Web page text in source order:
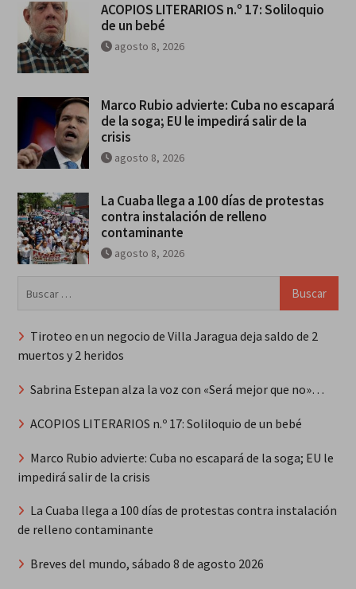
ACOPIOS LITERARIOS n.º 17: Soliloquio
de un bebé
agosto 8, 2026
Marco Rubio advierte: Cuba no escapará
de la soga; EU le impedirá salir de la
crisis
agosto 8, 2026
La Cuaba llega a 100 días de protestas
contra instalación de relleno
contaminante
agosto 8, 2026
Tiroteo en un negocio de Villa Jaragua deja saldo de 2
muertos y 2 heridos
Sabrina Estepan alza la voz con «Será mejor que no»…
ACOPIOS LITERARIOS n.º 17: Soliloquio de un bebé
Marco Rubio advierte: Cuba no escapará de la soga; EU le
impedirá salir de la crisis
La Cuaba llega a 100 días de protestas contra instalación
de relleno contaminante
Breves del mundo, sábado 8 de agosto 2026